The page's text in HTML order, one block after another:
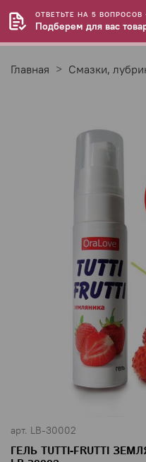
Главная Смазки,
арт. LB-30002
ГЕЛЬ TUTTI-FRUTTI
ОТВЕТЬТЕ НА 5 ВОПРОСОВ
Подберем для вас